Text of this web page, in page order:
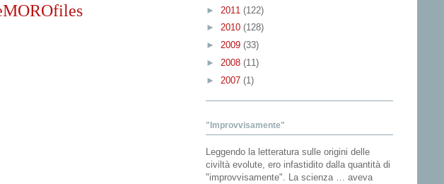
► 2011 (122)
► 2010 (128)
► 2009 (33)
► 2008 (11)
► 2007 (1)
"Improvvisamente"
Leggendo la letteratura sulle origini delle
civiltà evolute, ero infastidito dalla quantità di
"improvvisamente". La scienza … aveva